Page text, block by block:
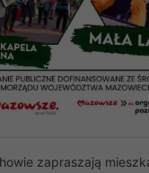
zapraszają